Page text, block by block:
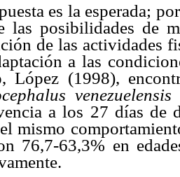
es la esperada;
las posibilidades de
de las actividades
a las
López (1998),
venezuelensis
a los 27 días de
mismo
76,7-63,3% en